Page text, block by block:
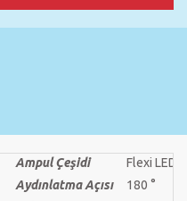
Ampul Çeşidi
Flexi LED
Aydınlatma Açısı
180 °